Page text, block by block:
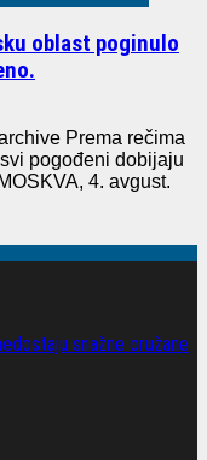
oblast poginulo
Prema rečima
pogođeni dobijaju
4. avgust.
snažne oružane